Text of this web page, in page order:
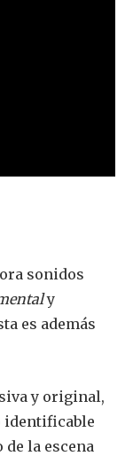
sonidos
y
es además
y original,
identificable
la escena